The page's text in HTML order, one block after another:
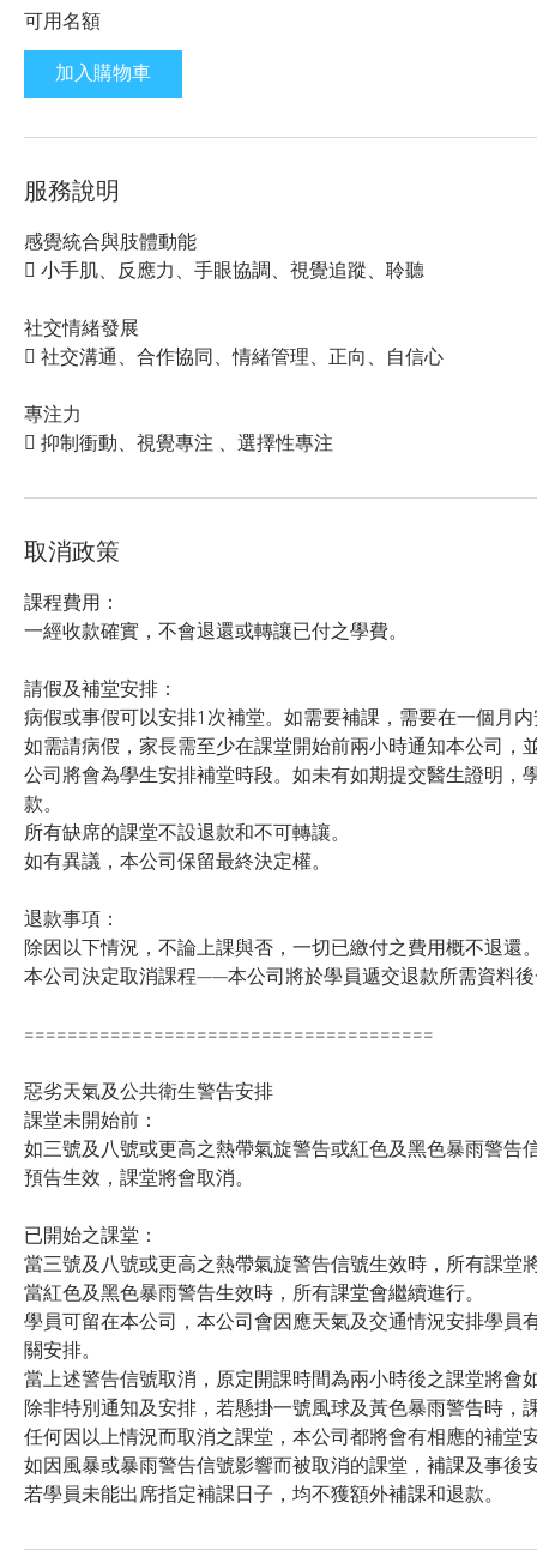
3
可用名額
加入購物車
服務說明
感覺統合與肢體動能
 小手肌、反應力、手眼協調、視覺追蹤、聆聽
社交情緒發展
 社交溝通、合作協同、情緒管理、正向、自信心
專注力
 抑制衝動、視覺專注 、選擇性專注
取消政策
課程費用：
一經收款確實，不會退還或轉讓已付之學費。
請假及補堂安排：
病假或事假可以安排1次補堂。如需要補課，需要在一個月
如需請病假，家長需至少在課堂開始前兩小時通知本公司，
公司將會為學生安排補堂時段。如未有如期提交醫生證明，
款。
所有缺席的課堂不設退款和不可轉讓。
如有異議，本公司保留最終決定權。
退款事項：
除因以下情況，不論上課與否，一切已繳付之費用概不退還
本公司決定取消課程——本公司將於學員遞交退款所需資料
======================================
惡劣天氣及公共衛生警告安排
課堂未開始前：
如三號及八號或更高之熱帶氣旋警告或紅色及黑色暴雨警告
預告生效，課堂將會取消。
已開始之課堂：
當三號及八號或更高之熱帶氣旋警告信號生效時，所有課堂
當紅色及黑色暴雨警告生效時，所有課堂會繼續進行。
學員可留在本公司，本公司會因應天氣及交通情況安排學員
關安排。
當上述警告信號取消，原定開課時間為兩小時後之課堂將會
除非特別通知及安排，若懸掛一號風球及黃色暴雨警告時，
任何因以上情況而取消之課堂，本公司都將會有相應的補堂
如因風暴或暴雨警告信號影響而被取消的課堂，補課及事後
若學員未能出席指定補課日子，均不獲額外補課和退款。